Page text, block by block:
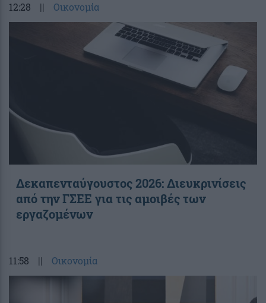
12:28 || Οικονομία
Δεκαπενταύγουστος 2026: Διευκρινίσεις
από την ΓΣΕΕ για τις αμοιβές των
εργαζομένων
11:58 || Οικονομία